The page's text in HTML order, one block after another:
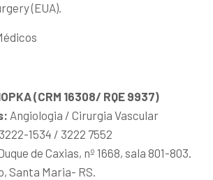
(EUA).
(CRM 16308/ RQE 9937)
Angiologia / Cirurgia Vascular
1534 / 3222 7552
de Caxias, nº 1668, sala 801-803.
Santa Maria- RS.